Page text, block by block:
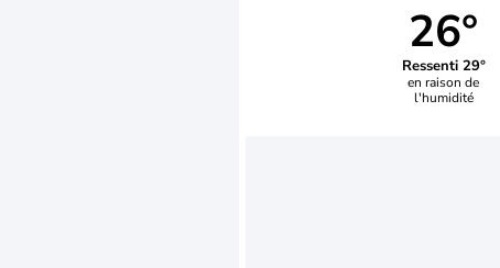
26°
Ressenti 29°
en raison de
l'humidité